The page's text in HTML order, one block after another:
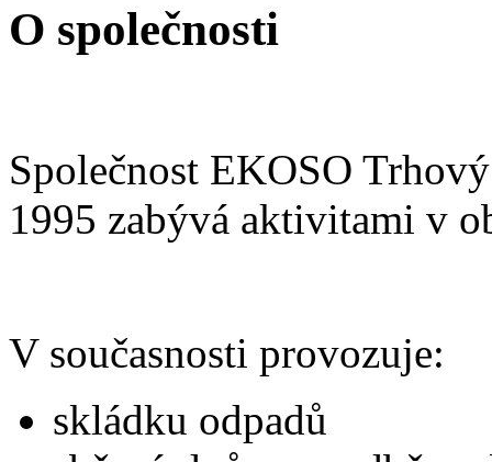
O společnosti
Společnost EKOSO
1995 zabývá aktivitami v
V současnosti provozuje:
skládku odpadů